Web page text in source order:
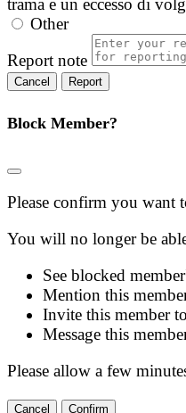
trama e un eccesso di
Other
Report note
Report
Block Member?
Please confirm you want
You will no longer be
See blocked
Mention this
Invite this member
Message this
Please allow a few
Confirm